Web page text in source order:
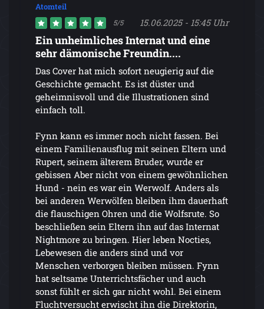
Atomteil
5/5 15.06.2025 - 15:45 Uhr
Ein unheimliches Internat und eine
sehr dämonische Freundin....
Das Cover hat mich sofort neugierig auf die
Geschichte gemacht. Es ist düster und
geheimnisvoll und die Illustrationen sind
einfach toll.
Fynn kann es immer noch nicht fassen. Bei
einem Familienausflug mit seinen Eltern und
Rupert, seinem älterem Bruder, wurde er
gebissen Aber nicht von einem gewöhnlichen
Hund - nein es war ein Werwolf. Anders als
bei anderen Werwölfen bleiben ihm dauerhaft
die flauschigen Ohren und die Wolfsrute. So
beschließen sein Eltern ihn auf das Internat
Nightmore zu bringen. Hier leben Nocties,
Lebewesen die anders sind und vor
Menschen verborgen bleiben müssen. Fynn
hat seltsame Unterrichtsfächer und auch
sonst fühlt er sich gar nicht wohl. Bei einem
Fluchtversucht erwischt ihn die Direktorin,